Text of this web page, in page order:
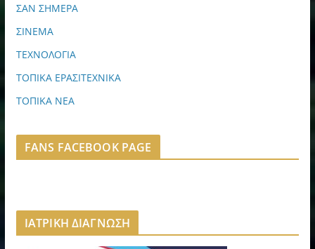
ΣΑΝ ΣΗΜΕΡΑ
ΣΙΝΕΜΑ
ΤΕΧΝΟΛΟΓΙΑ
ΤΟΠΙΚΑ ΕΡΑΣΙΤΕΧΝΙΚΑ
ΤΟΠΙΚΑ ΝΕΑ
FANS FACEBOOK PAGE
ΙΑΤΡΙΚΗ ΔΙΑΓΝΩΣΗ